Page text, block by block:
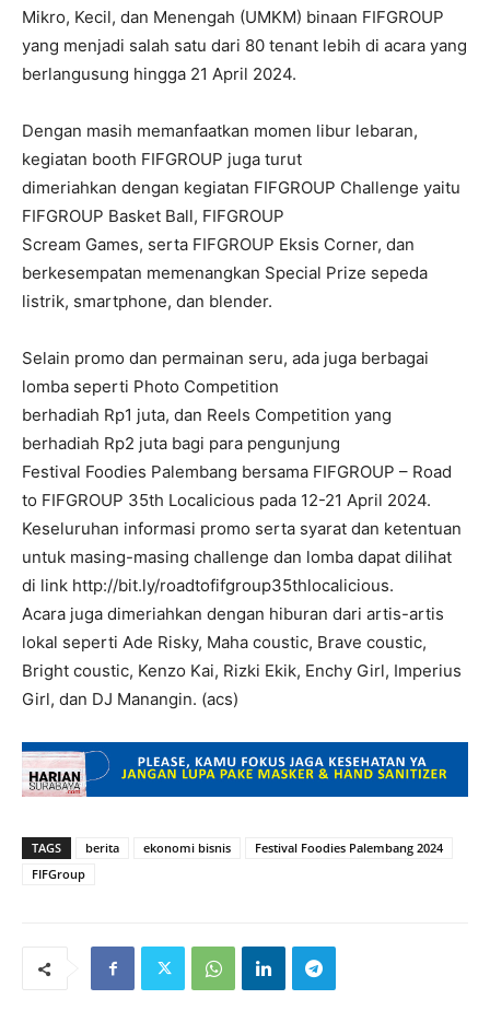
Mikro, Kecil, dan Menengah (UMKM) binaan FIFGROUP
yang menjadi salah satu dari 80 tenant lebih di acara yang
berlangusung hingga 21 April 2024.
Dengan masih memanfaatkan momen libur lebaran,
kegiatan booth FIFGROUP juga turut
dimeriahkan dengan kegiatan FIFGROUP Challenge yaitu
FIFGROUP Basket Ball, FIFGROUP
Scream Games, serta FIFGROUP Eksis Corner, dan
berkesempatan memenangkan Special Prize sepeda
listrik, smartphone, dan blender.
Selain promo dan permainan seru, ada juga berbagai
lomba seperti Photo Competition
berhadiah Rp1 juta, dan Reels Competition yang
berhadiah Rp2 juta bagi para pengunjung
Festival Foodies Palembang bersama FIFGROUP – Road
to FIFGROUP 35th Localicious pada 12-21 April 2024.
Keseluruhan informasi promo serta syarat dan ketentuan
untuk masing-masing challenge dan lomba dapat dilihat
di link http://bit.ly/roadtofifgroup35thlocalicious.
Acara juga dimeriahkan dengan hiburan dari artis-artis
lokal seperti Ade Risky, Maha coustic, Brave coustic,
Bright coustic, Kenzo Kai, Rizki Ekik, Enchy Girl, Imperius
Girl, dan DJ Manangin. (acs)
TAGS berita ekonomi bisnis
Festival Foodies Palembang 2024
FIFGroup